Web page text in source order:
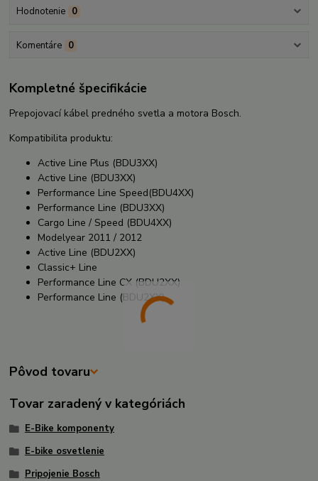
Hodnotenie 0
Komentáre 0
Kompletné špecifikácie
Prepojovací kábel predného svetla a motora Bosch.
Kompatibilita produktu:
Active Line Plus (BDU3XX)
Active Line (BDU3XX)
Performance Line Speed(BDU4XX)
Performance Line (BDU3XX)
Cargo Line / Speed (BDU4XX)
Modelyear 2011 / 2012
Active Line (BDU2XX)
Classic+ Line
Performance Line CX (BDU2XX)
Performance Line (BDU2XX)
Pôvod tovaru
Tovar zaradený v kategóriách
E-Bike komponenty
E-bike osvetlenie
Pripojenie Bosch